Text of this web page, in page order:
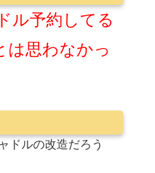
ル予約してる
は思わなかっ
ドルの改造だろう